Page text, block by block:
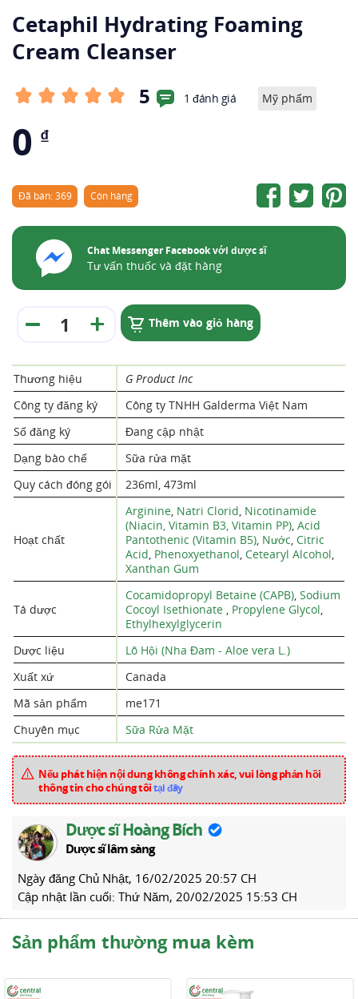
Cetaphil Hydrating Foaming
Cream Cleanser
5 1 đánh giá Mỹ phẩm
0 ₫
Đã bán: 369 Còn hàng
Chat Messenger Facebook với dược sĩ
Tư vấn thuốc và đặt hàng
Thêm vào giỏ hàng
Thương hiệu
G Product Inc
Công ty đăng ký
Công ty TNHH Galderma Việt Nam
Số đăng ký
Đang cập nhật
Dạng bào chế
Sữa rửa mặt
Quy cách đóng gói
236ml, 473ml
Hoạt chất
Arginine, Natri Clorid, Nicotinamide
(Niacin, Vitamin B3, Vitamin PP), Acid
Pantothenic (Vitamin B5), Nước, Citric
Acid, Phenoxyethanol, Cetearyl Alcohol,
Xanthan Gum
Tá dược
Cocamidopropyl Betaine (CAPB), Sodium
Cocoyl Isethionate , Propylene Glycol,
Ethylhexylglycerin
Dược liệu
Lô Hội (Nha Đam - Aloe vera L.)
Xuất xứ
Canada
Mã sản phẩm
me171
Chuyên mục
Sữa Rửa Mặt
Nếu phát hiện nội dung không chính xác, vui lòng phản hồi
thông tin cho chúng tôitại đây
Dược sĩ Hoàng Bích
Dược sĩ lâm sàng
Ngày đăng Chủ Nhật, 16/02/2025 20:57 CH
Cập nhật lần cuối: Thứ Năm, 20/02/2025 15:53 CH
Sản phẩm thường mua kèm